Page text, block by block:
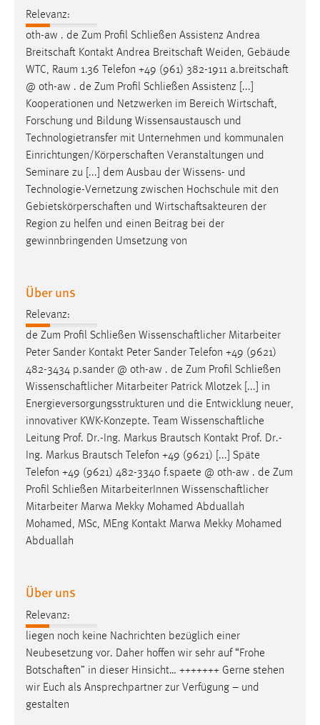
Relevanz:
oth-aw . de Zum Profil Schließen Assistenz Andrea
Breitschaft Kontakt Andrea Breitschaft Weiden, Gebäude
WTC, Raum 1.36 Telefon +49 (961) 382-1911 a.breitschaft
@ oth-aw . de Zum Profil Schließen Assistenz [...]
Kooperationen und Netzwerken im Bereich Wirtschaft,
Forschung und Bildung Wissensaustausch und
Technologietransfer mit Unternehmen und kommunalen
Einrichtungen/Körperschaften Veranstaltungen und
Seminare zu [...] dem Ausbau der Wissens- und
Technologie-Vernetzung zwischen Hochschule mit den
Gebietskörperschaften und Wirtschaftsakteuren der
Region zu helfen und einen Beitrag bei der
gewinnbringenden Umsetzung von
Über uns
Relevanz:
de Zum Profil Schließen Wissenschaftlicher Mitarbeiter
Peter Sander Kontakt Peter Sander Telefon +49 (9621)
482-3434 p.sander @ oth-aw . de Zum Profil Schließen
Wissenschaftlicher Mitarbeiter Patrick Mlotzek [...] in
Energieversorgungsstrukturen und die Entwicklung neuer,
innovativer KWK-Konzepte. Team Wissenschaftliche
Leitung Prof. Dr.-Ing. Markus Brautsch Kontakt Prof. Dr.-
Ing. Markus Brautsch Telefon +49 (9621) [...] Späte
Telefon +49 (9621) 482-3340 f.spaete @ oth-aw . de Zum
Profil Schließen MitarbeiterInnen Wissenschaftlicher
Mitarbeiter Marwa Mekky Mohamed Abduallah
Mohamed, MSc, MEng Kontakt Marwa Mekky Mohamed
Abduallah
Über uns
Relevanz:
liegen noch keine Nachrichten bezüglich einer
Neubesetzung vor. Daher hoffen wir sehr auf “Frohe
Botschaften” in dieser Hinsicht… +++++++ Gerne stehen
wir Euch als Ansprechpartner zur Verfügung – und
gestalten
Conversion-Tracking
Cookie Laufzeit:
3 Monate
Facebook Pixel
Name:
_fbp
Anbieter:
Facebook
Zweck:
Conversion-Tracking
EXTERNE MEDIEN
Um Inhalte von Videoplattformen und Social Media
Plattformen anzeigen zu können, werden von diesen
externen Medien Cookies gesetzt.
YouTube
Vimeo